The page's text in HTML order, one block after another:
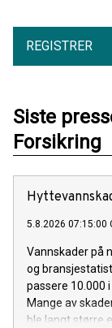
REGISTRER
Siste
Forsikring
5.8.2026 07:15:00
Vannskader på
og
passere 10.000
Mange av
ble langt større